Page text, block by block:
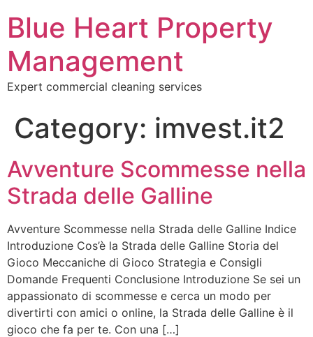
Blue Heart Property
Management
Expert commercial cleaning services
Category: imvest.it2
Avventure Scommesse nella
Strada delle Galline
Avventure Scommesse nella Strada delle Galline Indice
Introduzione Cos’è la Strada delle Galline Storia del
Gioco Meccaniche di Gioco Strategia e Consigli
Domande Frequenti Conclusione Introduzione Se sei un
appassionato di scommesse e cerca un modo per
divertirti con amici o online, la Strada delle Galline è il
gioco che fa per te. Con una […]